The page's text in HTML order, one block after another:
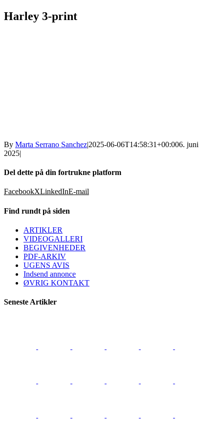
Harley 3-print
By Marta Serrano Sanchez|2025-06-06T14:58:31+00:006. juni
2025|
Del dette på din fortrukne platform
FacebookXLinkedInE-mail
Find rundt på siden
ARTIKLER
VIDEOGALLERI
BEGIVENHEDER
PDF-ARKIV
UGENS AVIS
Indsend annonce
ØVRIG KONTAKT
Seneste Artikler